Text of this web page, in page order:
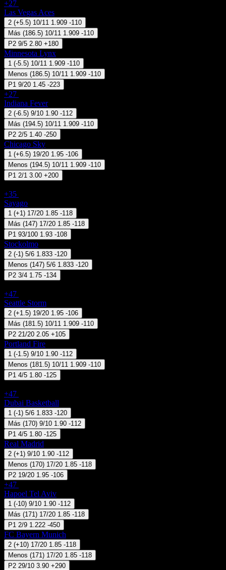
+27
Las Vegas Aces
2 (+5.5) 10/11 1.909 -110
Más (186.5) 10/11 1.909 -110
P2 9/5 2.80 +180
Minnesota Lynx
1 (-5.5) 10/11 1.909 -110
Menos (186.5) 10/11 1.909 -110
P1 9/20 1.45 -223
+27
Indiana Fever
2 (-6.5) 9/10 1.90 -112
Más (194.5) 10/11 1.909 -110
P2 2/5 1.40 -250
Chicago Sky
1 (+6.5) 19/20 1.95 -106
Menos (194.5) 10/11 1.909 -110
P1 2/1 3.00 +200
+35
Sayago
1 (+1) 17/20 1.85 -118
Más (147) 17/20 1.85 -118
P1 93/100 1.93 -108
Stockolmo
2 (-1) 5/6 1.833 -120
Menos (147) 5/6 1.833 -120
P2 3/4 1.75 -134
+47
Seattle Storm
2 (+1.5) 19/20 1.95 -106
Más (181.5) 10/11 1.909 -110
P2 21/20 2.05 +105
Portland Fire
1 (-1.5) 9/10 1.90 -112
Menos (181.5) 10/11 1.909 -110
P1 4/5 1.80 -125
+47
Dubai Basketball
1 (-1) 5/6 1.833 -120
Más (170) 9/10 1.90 -112
P1 4/5 1.80 -125
Real Madrid
2 (+1) 9/10 1.90 -112
Menos (170) 17/20 1.85 -118
P2 19/20 1.95 -106
+47
Hapoel Tel Aviv
1 (-10) 9/10 1.90 -112
Más (171) 17/20 1.85 -118
P1 2/9 1.222 -450
FC Bayern Munich
2 (+10) 17/20 1.85 -118
Menos (171) 17/20 1.85 -118
P2 29/10 3.90 +290